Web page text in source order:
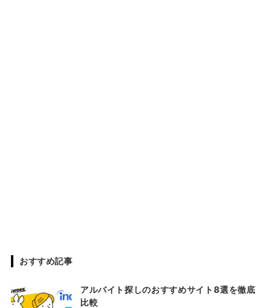
おすすめ記事
アルバイト探しのおすすめサイト8選を徹底
比較